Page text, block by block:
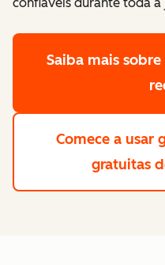
Saiba mais sobre
Comece a usar
gratuitas